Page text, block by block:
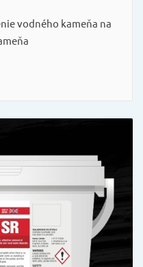
vodného kameňa na